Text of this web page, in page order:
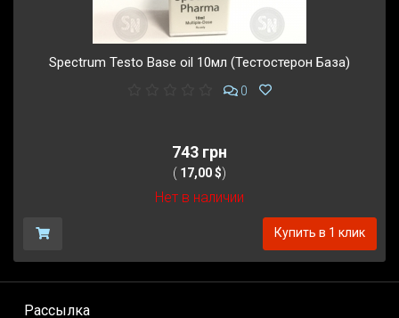
Spectrum Testo Base oil 10мл (Тестостерон База)
0
743 грн
( 17,00 $)
Нет в наличии
Купить в 1 клик
Рассылка